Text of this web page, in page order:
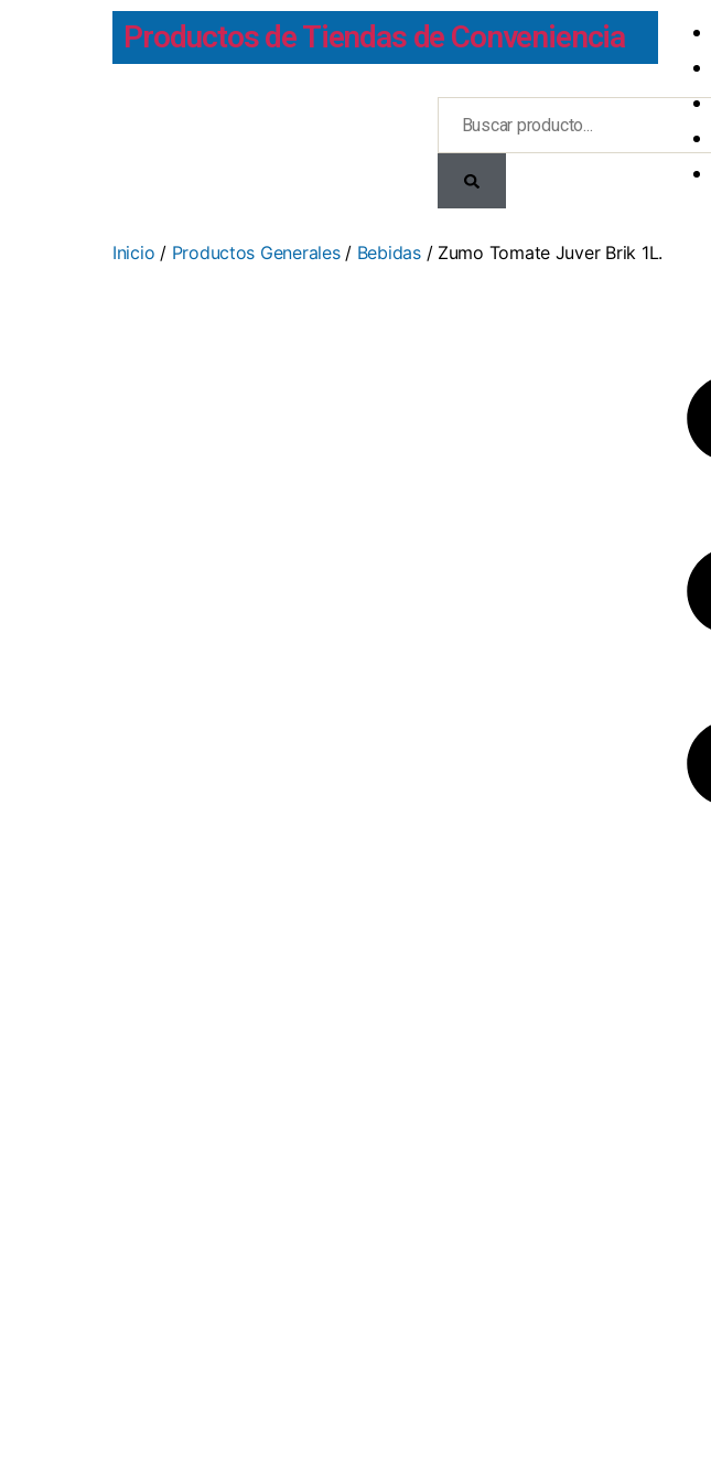
Productos de Tiendas de Conveniencia
Inicio / Productos Generales/ Bebidas/ Zumo Tomate Juver Brik 1L.